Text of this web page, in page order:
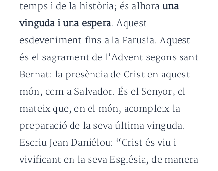
temps i de la història; és alhora una
vinguda i una espera. Aquest
esdeveniment fins a la Parusia. Aquest
és el sagrament de l’Advent segons sant
Bernat: la presència de Crist en aquest
món, com a Salvador. És el Senyor, el
mateix que, en el món, acompleix la
preparació de la seva última vinguda.
Escriu Jean Daniélou: “Crist és viu i
vivificant en la seva Església, de manera